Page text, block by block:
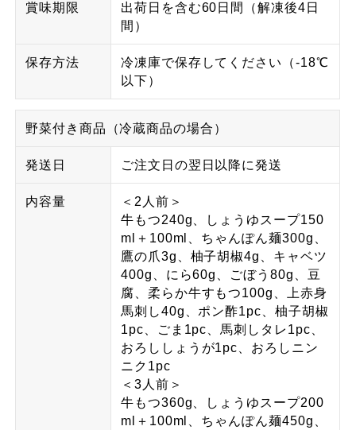
賞味期限
出荷日を含む60日間（解凍後4日
間）
保存方法
冷凍庫で保存してください（-18℃
以下）
野菜付き商品（冷蔵商品の場合）
発送日 ご注文日の翌日以降に発送
内容量
＜2人前＞
牛もつ240g、しょうゆスープ150
ml＋100ml、ちゃんぽん麺300g、
鷹の爪3g、柚子胡椒4g、キャベツ
400g、にら60g、ごぼう80g、豆
腐、柔らか牛すもつ100g、上赤身
馬刺し40g、ポン酢1pc、柚子胡椒
1pc、ごま1pc、馬刺しタレ1pc、
おろししょうが1pc、おろしニン
ニク1pc
＜3人前＞
牛もつ360g、しょうゆスープ200
ml＋100ml、ちゃんぽん麺450g、